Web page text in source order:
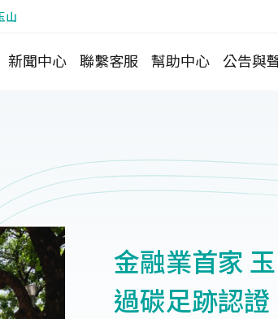
山
新聞中心 聯繫客服 幫助中心 公告與
金融業首家
過碳足跡認證